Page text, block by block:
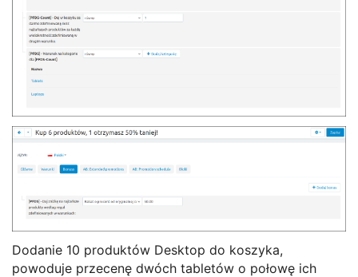
Dodanie 10 produktów Desktop do koszyka,
powoduje przecenę dwóch tabletów o połowę ich